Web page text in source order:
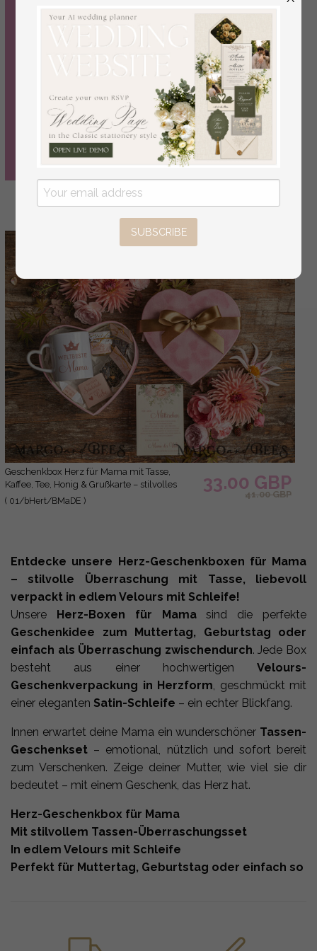
Geschenkbox Herz für Mama mit Tasse,
Kaffee, Tee, Honig & Grußkarte – stilvolles
Muttertagsgeschenk, fertig verpackt und
( 01/bHert/BMaDE )
33.00 GBP
41.00 GBP
Entdecke unsere Herz-Geschenkboxen für Mama
– stilvolle Überraschung mit Tasse, liebevoll
verpackt in edlem Velours mit Schleife!
Unsere Herz-Boxen für Mamasind die perfekte
Geschenkidee zum Muttertag, Geburtstag oder
einfach als Überraschung zwischendurch. Jede Box
besteht aus einer hochwertigen Velours-
Geschenkverpackung in Herzform , geschmückt mit
einer eleganten Satin-Schleife – ein echter Blickfang.
Innen erwartet deine Mama ein wunderschöner Tassen-
Geschenkset – emotional, nützlich und sofort bereit
zum Verschenken. Zeige deiner Mutter, wie viel sie dir
bedeutet – mit einem Geschenk, das Herz hat.
Herz-Geschenkbox für Mama
Mit stilvollem Tassen-Überraschungsset
In edlem Velours mit Schleife
Perfekt für Muttertag, Geburtstag oder einfach so
SUBSCRIBE